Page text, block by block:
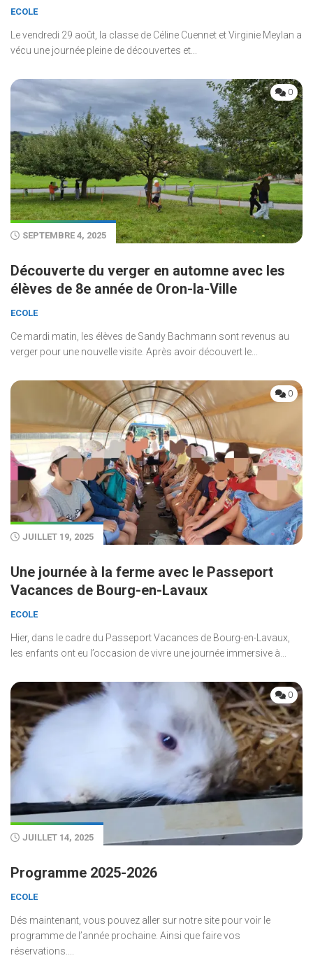
ECOLE
Le vendredi 29 août, la classe de Céline Cuennet et Virginie Meylan a
vécu une journée pleine de découvertes et...
0
SEPTEMBRE 4, 2025
Découverte du verger en automne avec les
élèves de 8e année de Oron-la-Ville
ECOLE
Ce mardi matin, les élèves de Sandy Bachmann sont revenus au
verger pour une nouvelle visite. Après avoir découvert le...
0
JUILLET 19, 2025
Une journée à la ferme avec le Passeport
Vacances de Bourg-en-Lavaux
ECOLE
Hier, dans le cadre du Passeport Vacances de Bourg-en-Lavaux,
les enfants ont eu l’occasion de vivre une journée immersive à...
0
JUILLET 14, 2025
Programme 2025-2026
ECOLE
Dés maintenant, vous pouvez aller sur notre site pour voir le
programme de l’année prochaine. Ainsi que faire vos
réservations....